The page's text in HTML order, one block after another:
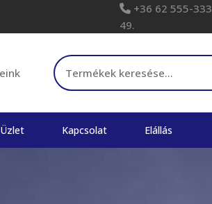
+36 62 555-333
49.
Keresés a következőre:
Üzlet Kapcsolat Elállás